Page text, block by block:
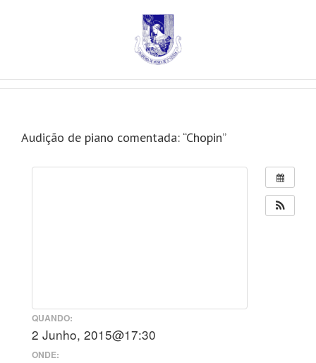
Audição de piano comentada: “Chopin”
QUANDO:
2 Junho, 2015@17:30
ONDE: